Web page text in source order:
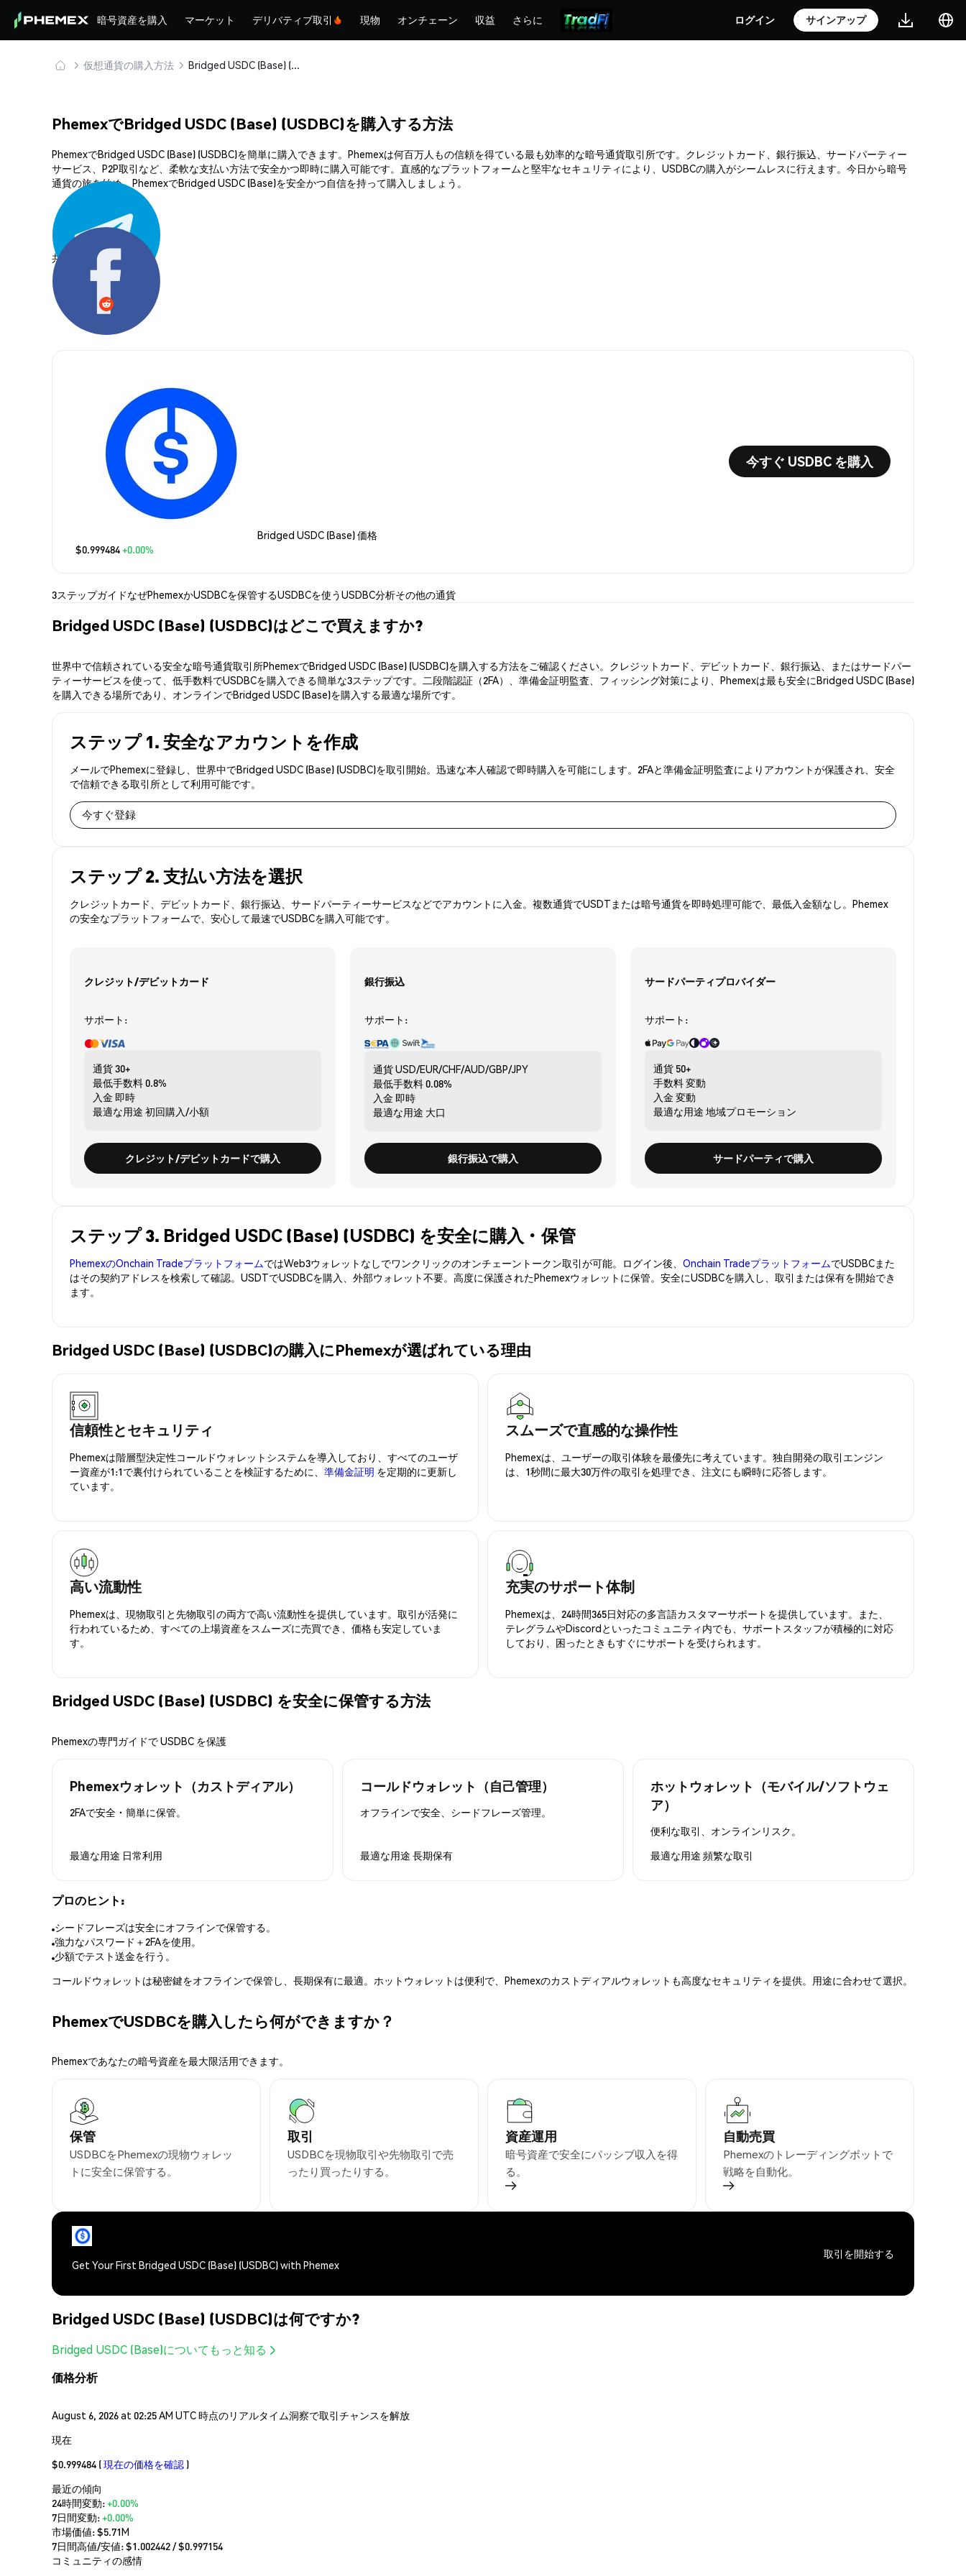
暗号資産を購入 マーケット デリバティブ取引 現物 オンチェーン 収益 さらに ログイン サインアップ
仮想通貨の購入方法 Bridged USDC (Base) (USDBC) を安全に購入・保管
PhemexでBridged USDC (Base) (USDBC)を購入する方法
PhemexでBridged USDC (Base) (USDBC)を簡単に購入できます。Phemexは何百万人もの信頼を得ている最も効率的な暗号通貨取引所です。クレジットカード、銀行振込、サードパーティー
サービス、P2P取引など、柔軟な支払い方法で安全かつ即時に購入可能です。直感的なプラットフォームと堅牢なセキュリティにより、USDBCの購入がシームレスに行えます。今日から暗号
通貨の旅を始め、PhemexでBridged USDC (Base)を安全かつ自信を持って購入しましょう。
共有する:
Bridged USDC (Base) 価格
$0.999484+0.00%
今すぐ USDBC を購入
3ステップガイドなぜPhemexかUSDBCを保管するUSDBCを使うUSDBC分析その他の通貨
Bridged USDC (Base) (USDBC)はどこで買えますか?
世界中で信頼されている安全な暗号通貨取引所PhemexでBridged USDC (Base) (USDBC)を購入する方法をご確認ください。クレジットカード、デビットカード、銀行振込、またはサードパー
ティーサービスを使って、低手数料でUSDBCを購入できる簡単な3ステップです。二段階認証（2FA）、準備金証明監査、フィッシング対策により、Phemexは最も安全にBridged USDC (Base)
を購入できる場所であり、オンラインでBridged USDC (Base)を購入する最適な場所です。
ステップ 1. 安全なアカウントを作成
メールでPhemexに登録し、世界中でBridged USDC (Base) (USDBC)を取引開始。迅速な本人確認で即時購入を可能にします。2FAと準備金証明監査によりアカウントが保護され、安全
で信頼できる取引所として利用可能です。
今すぐ登録
ステップ 2. 支払い方法を選択
クレジットカード、デビットカード、銀行振込、サードパーティーサービスなどでアカウントに入金。複数通貨でUSDTまたは暗号通貨を即時処理可能で、最低入金額なし。Phemex
の安全なプラットフォームで、安心して最速でUSDBCを購入可能です。
クレジット/デビットカード
サポート:
通貨30+
最低手数料0.8%
入金 即時
最適な用途 初回購入/小額
クレジット/デビットカードで購入
銀行振込
サポート:
通貨USD/EUR/CHF/AUD/GBP/JPY
最低手数料0.08%
入金 即時
最適な用途 大口
銀行振込で購入
サードパーティプロバイダー
サポート:
通貨 50+
手数料変動
入金 変動
最適な用途 地域プロモーション
サードパーティで購入
ステップ 3. Bridged USDC (Base) (USDBC) を安全に購入・保管
PhemexのOnchain TradeプラットフォームではWeb3ウォレットなしでワンクリックのオンチェーントークン取引が可能。ログイン後、 Onchain TradeプラットフォームでUSDBCまた
はその契約アドレスを検索して確認。USDTでUSDBCを購入、外部ウォレット不要。高度に保護されたPhemexウォレットに保管。安全にUSDBCを購入し、取引または保有を開始でき
ます。
Bridged USDC (Base) (USDBC)の購入にPhemexが選ばれている理由
信頼性とセキュリティ
Phemexは階層型決定性コールドウォレットシステムを導入しており、すべてのユーザ
ー資産が1:1で裏付けられていることを検証するために、 準備金証明 を定期的に更新し
ています。
スムーズで直感的な操作性
Phemexは、ユーザーの取引体験を最優先に考えています。独自開発の取引エンジン
は、1秒間に最大30万件の取引を処理でき、注文にも瞬時に応答します。
高い流動性
Phemexは、現物取引と先物取引の両方で高い流動性を提供しています。取引が活発に
行われているため、すべての上場資産をスムーズに売買でき、価格も安定していま
す。
充実のサポート体制
Phemexは、24時間365日対応の多言語カスタマーサポートを提供しています。また、
テレグラムやDiscordといったコミュニティ内でも、サポートスタッフが積極的に対応
しており、困ったときもすぐにサポートを受けられます。
Bridged USDC (Base) (USDBC) を安全に保管する方法
Phemexの専門ガイドで USDBC を保護
Phemexウォレット（カストディアル）
2FAで安全・簡単に保管。
最適な用途 日常利用
コールドウォレット（自己管理）
オフラインで安全、シードフレーズ管理。
最適な用途 長期保有
ホットウォレット（モバイル/ソフトウェ
ア）
便利な取引、オンラインリスク。
最適な用途 頻繁な取引
プロのヒント:
シードフレーズは安全にオフラインで保管する。
強力なパスワード＋2FAを使用。
少額でテスト送金を行う。
コールドウォレットは秘密鍵をオフラインで保管し、長期保有に最適。ホットウォレットは便利で、Phemexのカストディアルウォレットも高度なセキュリティを提供。用途に合わせて選択。
PhemexでUSDBCを購入したら何ができますか？
Phemexであなたの暗号資産を最大限活用できます。
保管
USDBCをPhemexの現物ウォレッ
トに安全に保管する。
取引
USDBCを現物取引や先物取引で売
ったり買ったりする。
資産運用
暗号資産で安全にパッシブ収入を得
る。
自動売買
Phemexのトレーディングボットで
戦略を自動化。
Get Your First Bridged USDC (Base) (USDBC) with Phemex
取引を開始する
Bridged USDC (Base) (USDBC)は何ですか?
Bridged USDC (Base)についてもっと知る
価格分析
August 6, 2026 at 02:25 AM UTC 時点のリアルタイム洞察で取引チャンスを解放
現在
$0.999484 (現在の価格を確認 )
最近の傾向
24時間変動:+0.00%
7日間変動:+0.00%
市場価値:$5.71M
7日間高値/安値: $1.002442/ $0.997154
コミュニティの感情